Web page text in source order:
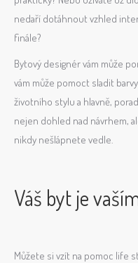
nedaří dotáhnout vzhled
finále?
Bytový designér vám může
vám může pomoct sladit
životního stylu a hlavně,
nejen dohled nad návrhem,
nikdy nešlápnete vedle.
Váš byt je
Můžete si vzít na pomoc life